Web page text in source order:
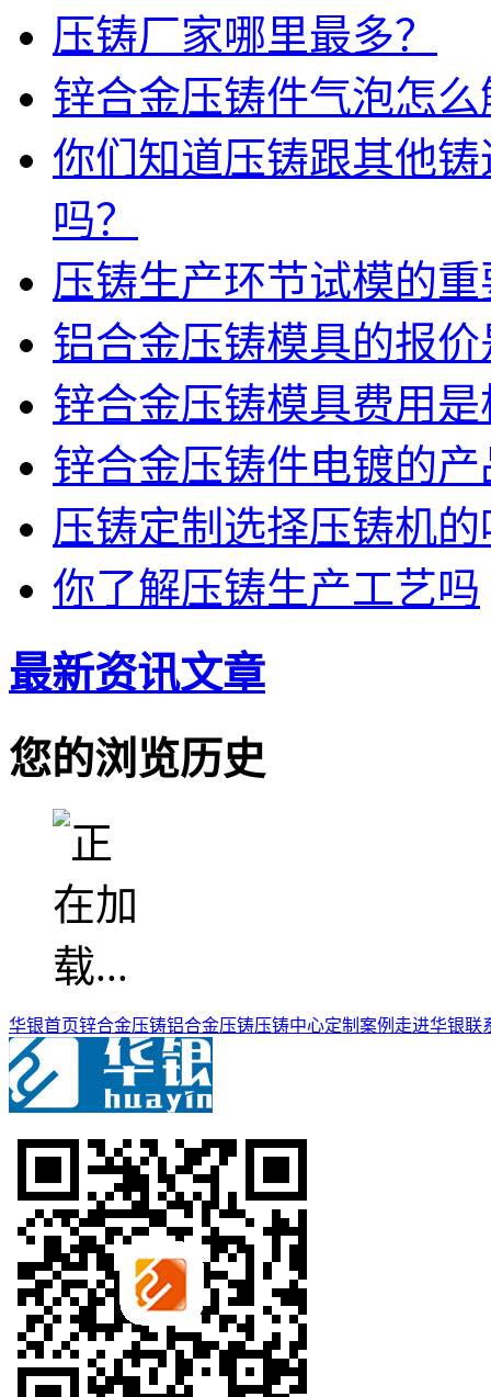
压铸厂家哪里最多？
锌合金压铸件气泡怎
你们知道压铸跟其他
吗？
压铸生产环节试模的重
铝合金压铸模具的报
锌合金压铸模具费用
锌合金压铸件电镀的
压铸定制选择压铸机
你了解压铸生产工艺吗
最新资讯文章
您的浏览历史
华银首页锌合金压铸铝合金压铸压铸中心定制案例 走进华银联